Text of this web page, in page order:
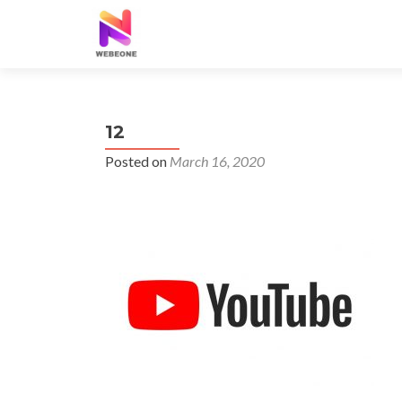
12
Posted on March 16, 2020